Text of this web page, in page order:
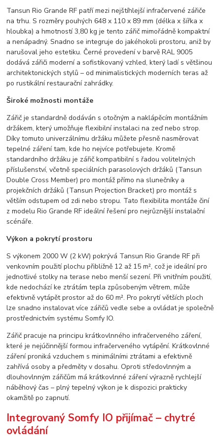
Tansun Rio Grande RF patří mezi nejštíhlejší infračervené zářiče
na trhu. S rozměry pouhých 648 x 110 x 89 mm (délka x šířka x
hloubka) a hmotností 3,80 kg je tento zářič mimořádně kompaktní
a nenápadný. Snadno se integruje do jakéhokoli prostoru, aniž by
narušoval jeho estetiku. Černé provedení v barvě RAL 9005
dodává zářiči moderní a sofistikovaný vzhled, který ladí s většinou
architektonických stylů – od minimalistických moderních teras až
po rustikální restaurační zahrádky.
Široké možnosti montáže
Zářič je standardně dodáván s otočným a naklápěcím montážním
držákem, který umožňuje flexibilní instalaci na zeď nebo strop.
Díky tomuto univerzálnímu držáku můžete přesně nasměrovat
tepelné záření tam, kde ho nejvíce potřebujete. Kromě
standardního držáku je zářič kompatibilní s řadou volitelných
příslušenství, včetně speciálních parasolových držáků (Tansun
Double Cross Member) pro montáž přímo na slunečníky a
projekčních držáků (Tansun Projection Bracket) pro montáž s
větším odstupem od zdi nebo stropu. Tato flexibilita montáže činí
z modelu Rio Grande RF ideální řešení pro nejrůznější instalační
scénáře.
Výkon a pokrytí prostoru
S výkonem 2000 W (2 kW) pokrývá Tansun Rio Grande RF při
venkovním použití plochu přibližně 12 až 15 m², což je ideální pro
jednotlivé stolky na terase nebo menší sezení. Při vnitřním použití,
kde nedochází ke ztrátám tepla způsobeným větrem, může
efektivně vytápět prostor až do 60 m². Pro pokrytí větších ploch
lze snadno instalovat více zářičů vedle sebe a ovládat je společně
prostřednictvím systému Somfy IO.
Zářič pracuje na principu krátkovlnného infračerveného záření,
které je nejúčinnější formou infračerveného vytápění. Krátkovlnné
záření proniká vzduchem s minimálními ztrátami a efektivně
zahřívá osoby a předměty v dosahu. Oproti středovlnným a
dlouhovlnným zářičům má krátkovlnné záření výrazně rychlejší
náběhový čas – plný tepelný výkon je k dispozici prakticky
okamžitě po zapnutí.
Integrovaný Somfy IO přijímač – chytré
ovládání